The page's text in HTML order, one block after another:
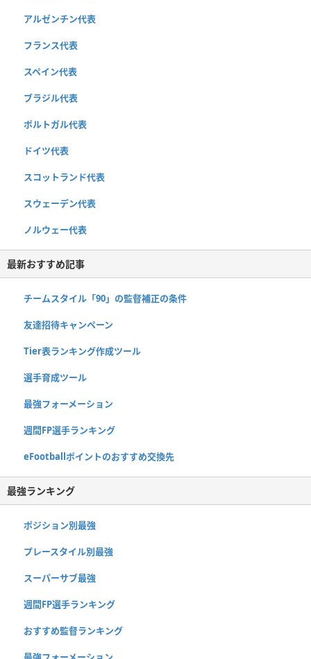
アルゼンチン代表
フランス代表
スペイン代表
ブラジル代表
ポルトガル代表
ドイツ代表
スコットランド代表
スウェーデン代表
ノルウェー代表
最新おすすめ記事
チームスタイル「90」の監督補正の条件
友達招待キャンペーン
Tier表ランキング作成ツール
選手育成ツール
最強フォーメーション
週間FP選手ランキング
eFootballポイントのおすすめ交換先
最強ランキング
ポジション別最強
プレースタイル別最強
スーパーサブ最強
週間FP選手ランキング
おすすめ監督ランキング